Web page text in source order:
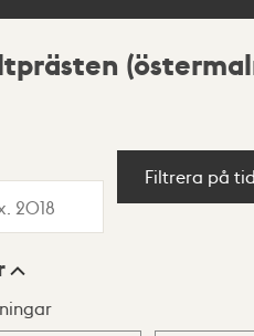
Filtrera på tid